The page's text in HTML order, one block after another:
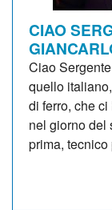
CIAO
Ciao
quello
di ferro, che
nel giorno del
prima,